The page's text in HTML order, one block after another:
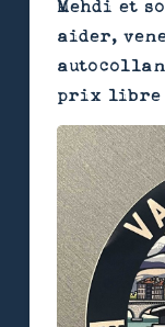
Mehdi et
aider,
prix libre